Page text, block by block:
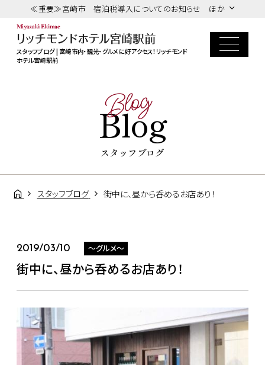
≪重要≫宮崎市 宿泊税導入についてのお知らせ ほか
スタッフブログ | 宮崎市内・観光・グルメに好アクセス！リッチモンド
ホテル宮崎駅前
Blog
Blog
スタッフブログ
スタッフブログ 街中に、昼から呑めるお店あり！
2019/03/10 ～グルメ～
街中に、昼から呑めるお店あり！